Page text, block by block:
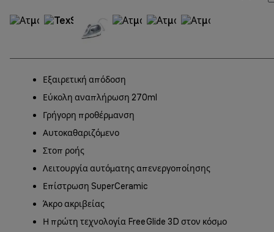
Εξαιρετική απόδοση
Εύκολη αναπλήρωση 270ml
Γρήγορη προθέρμανση
Αυτοκαθαριζόμενο
Στοπ ροής
Λειτουργία αυτόματης απενεργοποίησης
Επίστρωση SuperCeramic
Άκρο ακριβείας
Η πρώτη τεχνολογία FreeGlide 3D στον κόσμο